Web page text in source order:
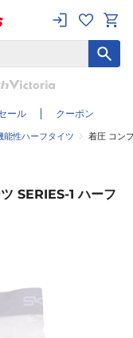
ール クーポン
能性ハーフタイツ 着圧 コン
SERIES-1 ハーフ